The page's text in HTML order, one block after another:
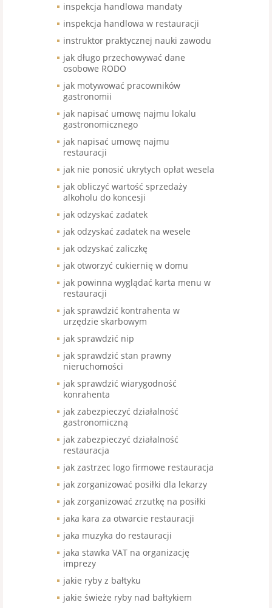
inspekcja handlowa mandaty
inspekcja handlowa w restauracji
instruktor praktycznej nauki zawodu
jak długo przechowywać dane
osobowe RODO
jak motywować pracowników
gastronomii
jak napisać umowę najmu lokalu
gastronomicznego
jak napisać umowę najmu
restauracji
jak nie ponosić ukrytych opłat wesela
jak obliczyć wartość sprzedaży
alkoholu do koncesji
jak odzyskać zadatek
jak odzyskać zadatek na wesele
jak odzyskać zaliczkę
jak otworzyć cukiernię w domu
jak powinna wyglądać karta menu w
restauracji
jak sprawdzić kontrahenta w
urzędzie skarbowym
jak sprawdzić nip
jak sprawdzić stan prawny
nieruchomości
jak sprawdzić wiarygodność
konrahenta
jak zabezpieczyć działalność
gastronomiczną
jak zabezpieczyć działalność
restauracja
jak zastrzec logo firmowe restauracja
jak zorganizować posiłki dla lekarzy
jak zorganizować zrzutkę na posiłki
jaka kara za otwarcie restauracji
jaka muzyka do restauracji
jaka stawka VAT na organizację
imprezy
jakie ryby z bałtyku
jakie świeże ryby nad bałtykiem